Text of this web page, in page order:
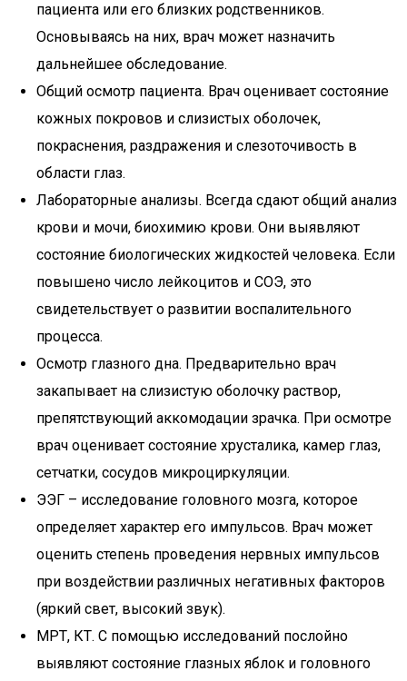
пациента или его близких родственников.
Основываясь на них, врач может назначить
дальнейшее обследование.
Общий осмотр пациента. Врач оценивает состояние
кожных покровов и слизистых оболочек,
покраснения, раздражения и слезоточивость в
области глаз.
Лабораторные анализы. Всегда сдают общий анализ
крови и мочи, биохимию крови. Они выявляют
состояние биологических жидкостей человека. Если
повышено число лейкоцитов и СОЭ, это
свидетельствует о развитии воспалительного
процесса.
Осмотр глазного дна. Предварительно врач
закапывает на слизистую оболочку раствор,
препятствующий аккомодации зрачка. При осмотре
врач оценивает состояние хрусталика, камер глаз,
сетчатки, сосудов микроциркуляции.
ЭЭГ – исследование головного мозга, которое
определяет характер его импульсов. Врач может
оценить степень проведения нервных импульсов
при воздействии различных негативных факторов
(яркий свет, высокий звук).
МРТ, КТ. С помощью исследований послойно
выявляют состояние глазных яблок и головного